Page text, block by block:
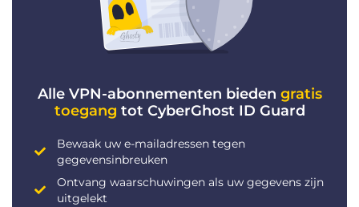
Alle VPN-abonnementen bieden gratis
toegang tot CyberGhost ID Guard
Bewaak uw e-mailadressen tegen
gegevensinbreuken
Ontvang waarschuwingen als uw gegevens zijn
uitgelekt